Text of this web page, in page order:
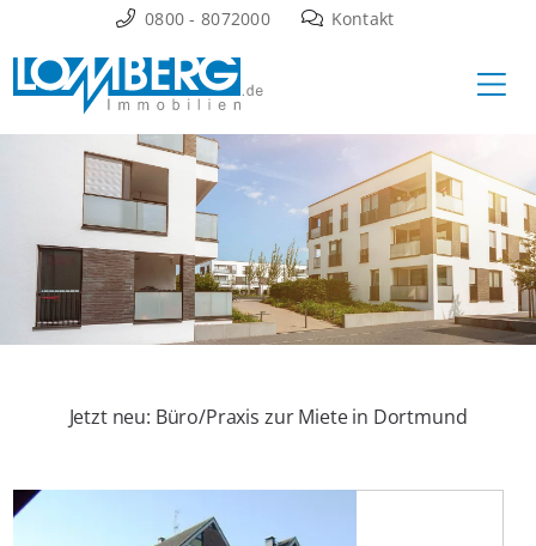
Inhalt
springen
0800 - 8072000 Kontakt
Jetzt neu: Büro/Praxis zur Miete in Dortmund